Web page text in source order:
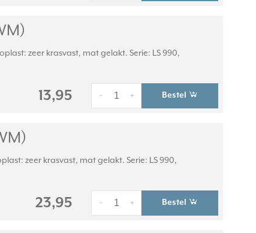
zeer krasvast, mat gelakt. Serie: LS 990,
13,95 +
- Bestel
zeer krasvast, mat gelakt. Serie: LS 990,
23,95 +
- Bestel